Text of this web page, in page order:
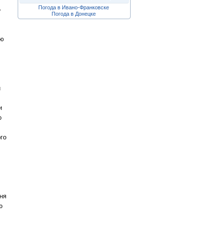
Погода в Ивано-Франковске
Погода в Донецке